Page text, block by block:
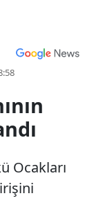
Ocakları